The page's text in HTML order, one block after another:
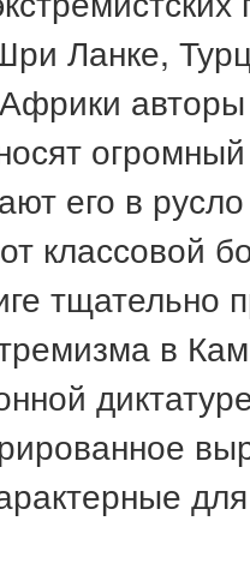
Ланке,
его в
классовой
тщательно
в